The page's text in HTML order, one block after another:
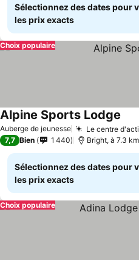
Sélectionnez des dates pour
les prix exacts
Choix populaire
Auberge de jeunesse Le centre
Alpine Sports Lodge
7,7 Bien 1 440 Bright, à 7.3
Sélectionnez des dates pour
les prix exacts
Choix populaire